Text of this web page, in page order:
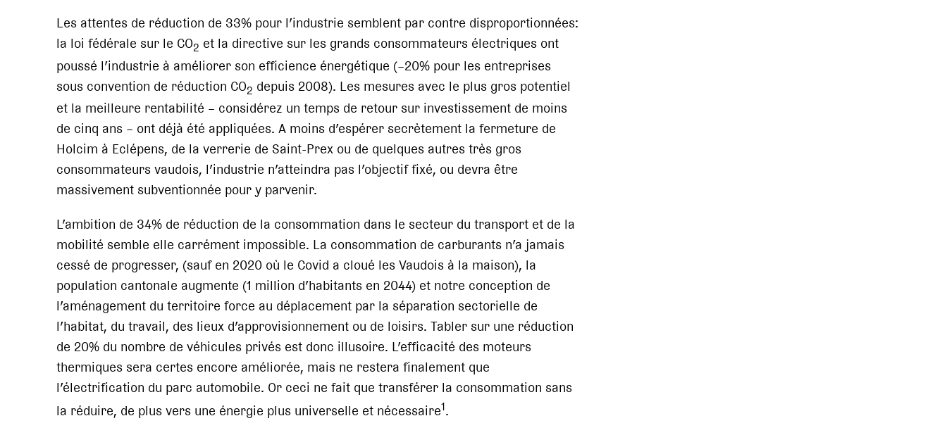
Les attentes de réduction de 33% pour l’industrie semblent par contre disproportionnées:
la loi fédérale sur le CO2 et la directive sur les grands consommateurs électriques ont
poussé l’industrie à améliorer son efficience énergétique (–20% pour les entreprises
sous convention de réduction CO2 depuis 2008). Les mesures avec le plus gros potentiel
et la meilleure rentabilité – considérez un temps de retour sur investissement de moins
de cinq ans – ont déjà été appliquées. A moins d’espérer secrètement la fermeture de
Holcim à Eclépens, de la verrerie de Saint-Prex ou de quelques autres très gros
consommateurs vaudois, l’industrie n’atteindra pas l’objectif fixé, ou devra être
massivement subventionnée pour y parvenir.
L’ambition de 34% de réduction de la consommation dans le secteur du transport et de la
mobilité semble elle carrément impossible. La consommation de carburants n’a jamais
cessé de progresser, (sauf en 2020 où le Covid a cloué les Vaudois à la maison), la
population cantonale augmente (1 million d’habitants en 2044) et notre conception de
l’aménagement du territoire force au déplacement par la séparation sectorielle de
l’habitat, du travail, des lieux d’approvisionnement ou de loisirs. Tabler sur une réduction
de 20% du nombre de véhicules privés est donc illusoire. L’efficacité des moteurs
thermiques sera certes encore améliorée, mais ne restera finalement que
l’électrification du parc automobile. Or ceci ne fait que transférer la consommation sans
la réduire, de plus vers une énergie plus universelle et nécessaire1.